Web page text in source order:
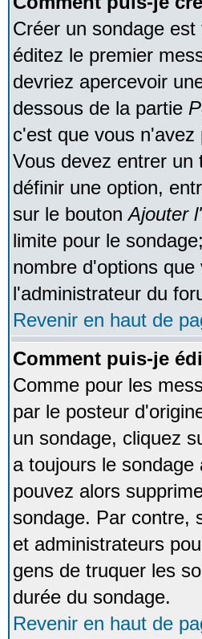
Créer un sondage
éditez le premier
devriez apercevoir
dessous de la partie
c'est que vous
Vous devez entrer un
définir une option,
sur le boutonAjouter
limite pour le
nombre d'options
l'administrateur du
Revenir en haut de
Comment puis-je
Comme pour les
par le posteur
un sondage, cliquez
a toujours le
pouvez alors
sondage. Par contre,
et administrateurs
gens de truquer les
durée du sondage.
Revenir en haut de